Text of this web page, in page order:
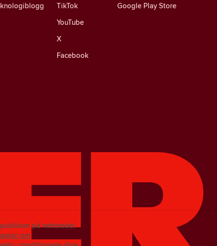
TikTok
YouTube
X
Facebook
Google Play Store
på nettstedet
om